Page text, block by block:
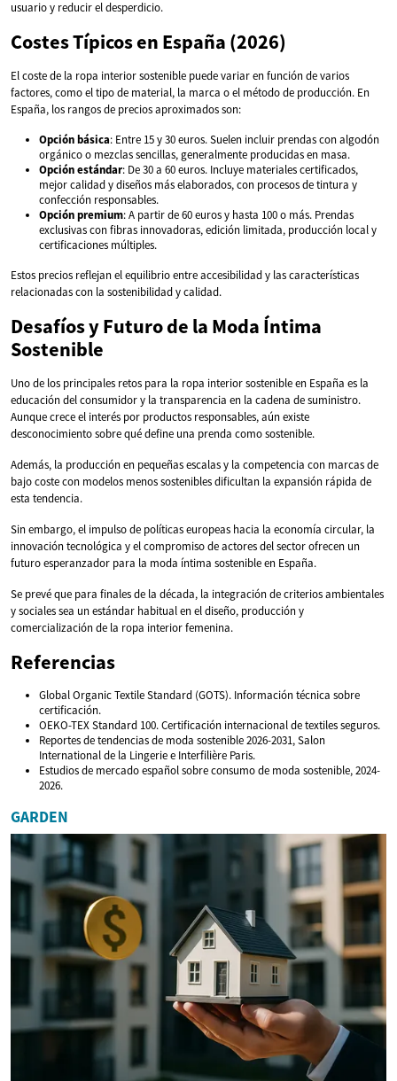
usuario y reducir el desperdicio.
Costes Típicos en España (2026)
El coste de la ropa interior sostenible puede variar en función de varios
factores, como el tipo de material, la marca o el método de producción. En
España, los rangos de precios aproximados son:
Opción básica: Entre 15 y 30 euros. Suelen incluir prendas con algodón
orgánico o mezclas sencillas, generalmente producidas en masa.
Opción estándar: De 30 a 60 euros. Incluye materiales certificados,
mejor calidad y diseños más elaborados, con procesos de tintura y
confección responsables.
Opción premium: A partir de 60 euros y hasta 100 o más. Prendas
exclusivas con fibras innovadoras, edición limitada, producción local y
certificaciones múltiples.
Estos precios reflejan el equilibrio entre accesibilidad y las características
relacionadas con la sostenibilidad y calidad.
Desafíos y Futuro de la Moda Íntima
Sostenible
Uno de los principales retos para la ropa interior sostenible en España es la
educación del consumidor y la transparencia en la cadena de suministro.
Aunque crece el interés por productos responsables, aún existe
desconocimiento sobre qué define una prenda como sostenible.
Además, la producción en pequeñas escalas y la competencia con marcas de
bajo coste con modelos menos sostenibles dificultan la expansión rápida de
esta tendencia.
Sin embargo, el impulso de políticas europeas hacia la economía circular, la
innovación tecnológica y el compromiso de actores del sector ofrecen un
futuro esperanzador para la moda íntima sostenible en España.
Se prevé que para finales de la década, la integración de criterios ambientales
y sociales sea un estándar habitual en el diseño, producción y
comercialización de la ropa interior femenina.
Referencias
Global Organic Textile Standard (GOTS). Información técnica sobre
certificación.
OEKO-TEX Standard 100. Certificación internacional de textiles seguros.
Reportes de tendencias de moda sostenible 2026-2031, Salon
International de la Lingerie e Interfilière Paris.
Estudios de mercado español sobre consumo de moda sostenible, 2024-
2026.
GARDEN